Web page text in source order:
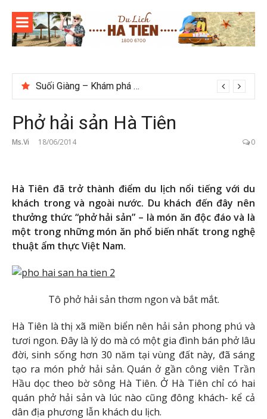
content
Suối Giàng – Khám phá “miền chè” nổi tiếng Tây Bắc
Phở hải sản Hà Tiên
Ms.Vi 18/06/2014 0
Hà Tiên đã trở thành điểm du lịch nổi tiếng với du
khách trong và ngoài nước. Du khách đến đây nên
thưởng thức “phở hải sản” – là món ăn độc đáo và là
một trong những món ăn phổ biến nhất trong nghệ
thuật ẩm thực Việt Nam.
Tô phở hải sản thơm ngon và bắt mắt.
Hà Tiên là thị xã miền biển nên hải sản phong phú và
tươi ngon. Đây là lý do mà có một gia đình bán phở lâu
đời, sinh sống hơn 30 năm tại vùng đất này, đã sáng
tạo ra món phở hải sản. Quán ở gần công viên Trần
Hầu dọc theo bờ sông Hà Tiên. Ở Hà Tiên chỉ có hai
quán phở hải sản và lúc nào cũng đông khách- kể cả
dân địa phương lẫn khách du lịch.